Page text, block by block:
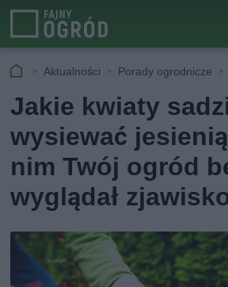
Aktualności Porady ogrodnicze
Jakie kwiaty
wysiewać
nim Twój ogród
wyglądał